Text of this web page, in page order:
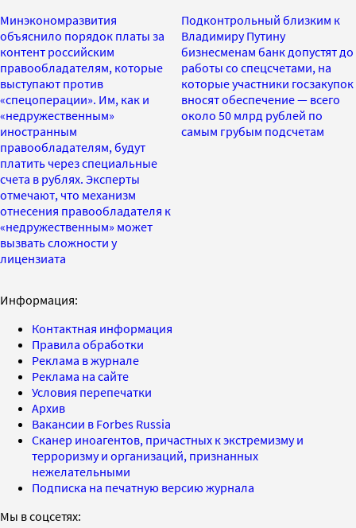
Минэкономразвития
объяснило порядок платы за
контент российским
правообладателям, которые
выступают против
«спецоперации». Им, как и
«недружественным»
иностранным
правообладателям, будут
платить через специальные
счета в рублях. Эксперты
отмечают, что механизм
отнесения правообладателя к
«недружественным» может
вызвать сложности у
лицензиата
Подконтрольный близким к
Владимиру Путину
бизнесменам банк допустят до
работы со спецсчетами, на
которые участники госзакупок
вносят обеспечение — всего
около 50 млрд рублей по
самым грубым подсчетам
Информация:
Контактная информация
Правила обработки
Реклама в журнале
Реклама на сайте
Условия перепечатки
Архив
Вакансии в Forbes Russia
Сканер иноагентов, причастных к экстремизму и
терроризму и организаций, признанных
нежелательными
Подписка на печатную версию журнала
Мы в соцсетях: